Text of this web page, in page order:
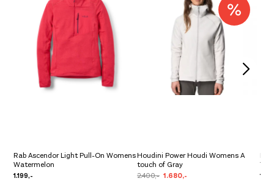
Rab Ascendor Light Pull-On Womens
Watermelon
1.199,-
Houdini Power Houdi Womens A
touch of Gray
2.400,- 1.680,-
T